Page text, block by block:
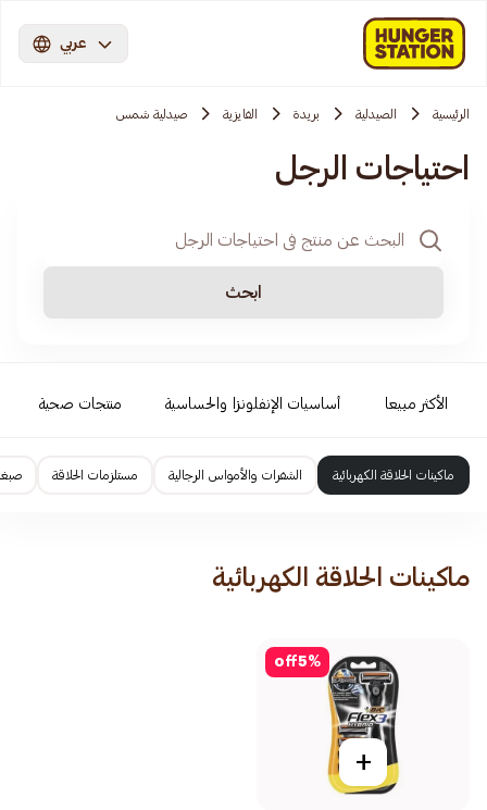
عربي
الرئيسية الصيدلية بريدة الفايزية صيدلية شمس
احتياجات الرجل
ابحث
الأكثر مبيعا أساسيات الإنفلونزا والحساسية منتجات صحية
ماكينات الحلاقة الكهربائية الشفرات والأمواس الرجالية مستلزمات الحلاقة
ماكينات الحلاقة الكهربائية
5%
off
+